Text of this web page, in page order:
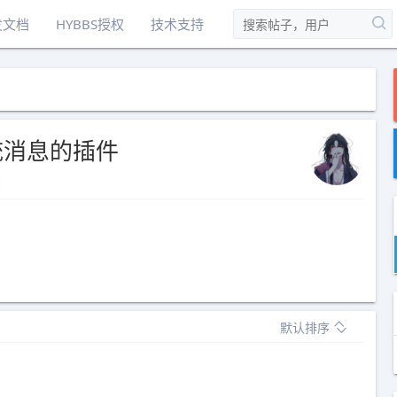
档 HYBBS授权 技术支持
息的插件
默认排序